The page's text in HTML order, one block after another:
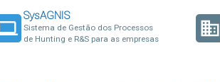
SysAGNIS
Sistema de Gestão dos Processos
de Hunting e R&S para as empresas
business